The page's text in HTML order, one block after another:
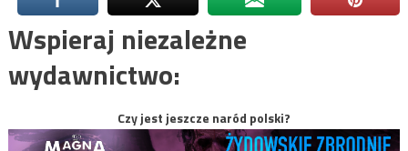
Wspieraj niezależne
wydawnictwo:
Czy jest jeszcze naród polski?